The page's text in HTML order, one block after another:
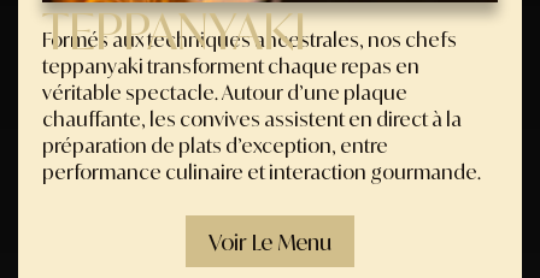
TEPPANYAKI
Formés aux techniques ancestrales, nos chefs
teppanyaki transforment chaque repas en
véritable spectacle. Autour d’une plaque
chauffante, les convives assistent en direct à la
préparation de plats d’exception, entre
performance culinaire et interaction gourmande.
Voir Le Menu